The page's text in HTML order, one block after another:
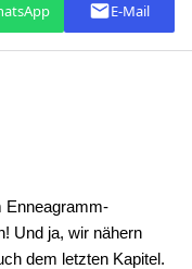
Enneagramm-
Und ja, wir nähern
dem letzten Kapitel.